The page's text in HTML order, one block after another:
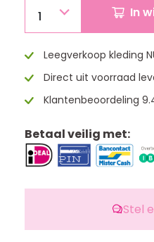
1 In
Leegverkoop kleding
Direct uit voorraad
Klantenbeoordeling
Betaal veilig met:
Stel